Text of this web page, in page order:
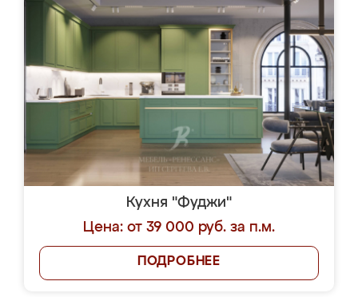
Кухня "Фуджи"
Цена: от 39 000 руб. за п.м.
ПОДРОБНЕЕ